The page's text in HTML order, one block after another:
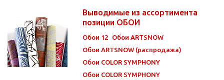
Выводимые из ассортимента
позиции ОБОИ
Обои 12
Обои ARTSNOW
Обои ARTSNOW (распродажа)
Обои COLOR SYMPHONY
Обои COLOR SYMPHONY